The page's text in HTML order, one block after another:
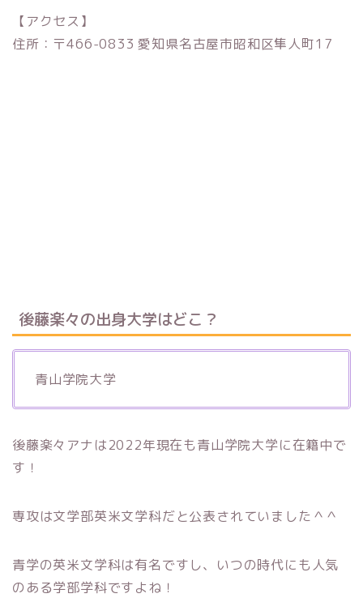
【アクセス】
住所：〒466-0833 愛知県名古屋市昭和区隼人町17
後藤楽々の出身大学はどこ？
青山学院大学
後藤楽々アナは2022年現在も青山学院大学に在籍中で
す！
専攻は文学部英米文学科だと公表されていました＾＾
青学の英米文学科は有名ですし、いつの時代にも人気
のある学部学科ですよね！